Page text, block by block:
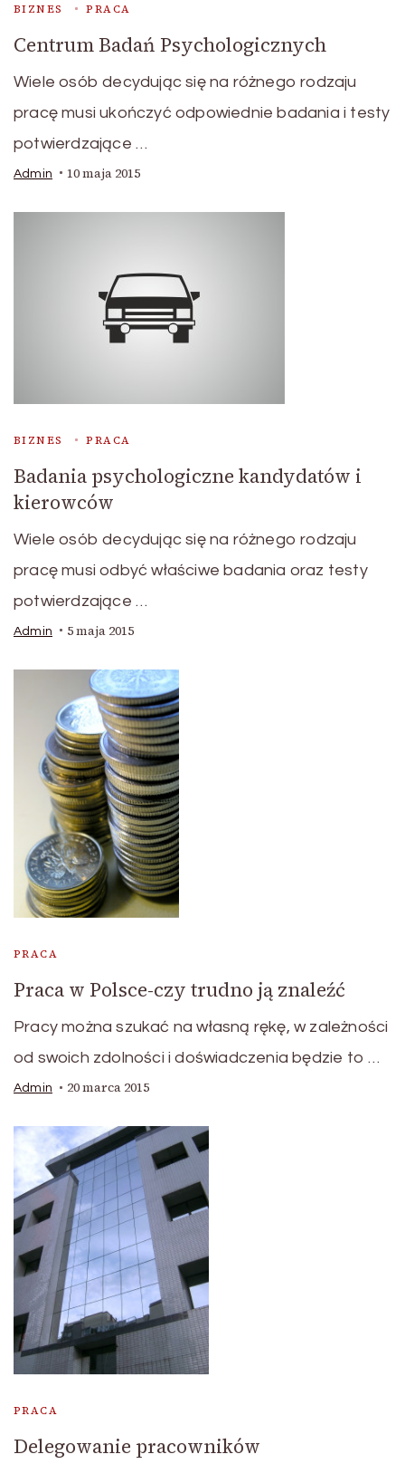
BIZNES PRACA
Centrum Badań Psychologicznych
Wiele osób decydując się na różnego rodzaju
pracę musi ukończyć odpowiednie badania i testy
potwierdzające …
Admin 10 maja 2015
BIZNES PRACA
Badania psychologiczne kandydatów i
kierowców
Wiele osób decydując się na różnego rodzaju
pracę musi odbyć właściwe badania oraz testy
potwierdzające …
Admin 5 maja 2015
PRACA
Praca w Polsce-czy trudno ją znaleźć
Pracy można szukać na własną rękę, w zależności
od swoich zdolności i doświadczenia będzie to …
Admin 20 marca 2015
PRACA
Delegowanie pracowników